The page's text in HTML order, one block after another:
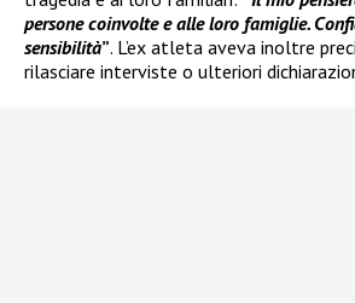
persone coinvolte e alle loro famiglie.
sensibilità”. L’ex atleta aveva inoltre
rilasciare interviste o ulteriori